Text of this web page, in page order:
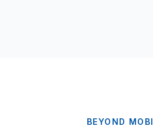
BEYOND